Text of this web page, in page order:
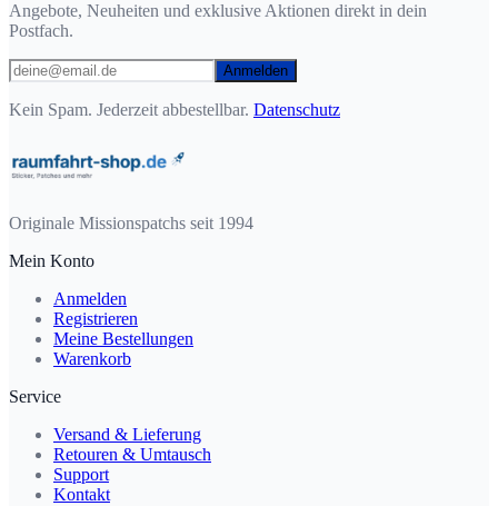
Angebote, Neuheiten und exklusive Aktionen direkt in dein
Postfach.
Anmelden
Kein Spam. Jederzeit abbestellbar. Datenschutz
Originale Missionspatchs seit 1994
Mein Konto
Anmelden
Registrieren
Meine Bestellungen
Warenkorb
Service
Versand & Lieferung
Retouren & Umtausch
Support
Kontakt